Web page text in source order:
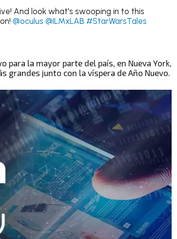
And look what's swooping in to this
@oculus @ILMxLAB #StarWarsTales
la mayor parte del país, en Nueva York,
grandes junto con la víspera de Año Nuevo.